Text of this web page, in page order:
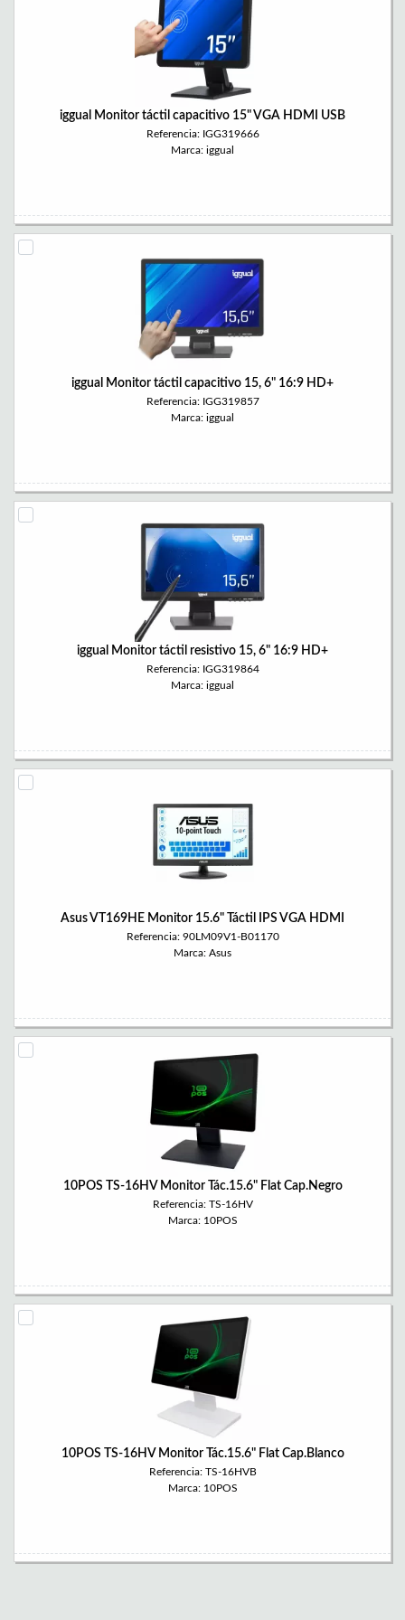
iggual Monitor táctil capacitivo 15" VGA HDMI USB
Referencia: IGG319666
Marca: iggual
iggual Monitor táctil capacitivo 15, 6" 16:9 HD+
Referencia: IGG319857
Marca: iggual
iggual Monitor táctil resistivo 15, 6" 16:9 HD+
Referencia: IGG319864
Marca: iggual
Asus VT169HE Monitor 15.6" Táctil IPS VGA HDMI
Referencia: 90LM09V1-B01170
Marca: Asus
10POS TS-16HV Monitor Tác.15.6" Flat Cap.Negro
Referencia: TS-16HV
Marca: 10POS
10POS TS-16HV Monitor Tác.15.6" Flat Cap.Blanco
Referencia: TS-16HVB
Marca: 10POS